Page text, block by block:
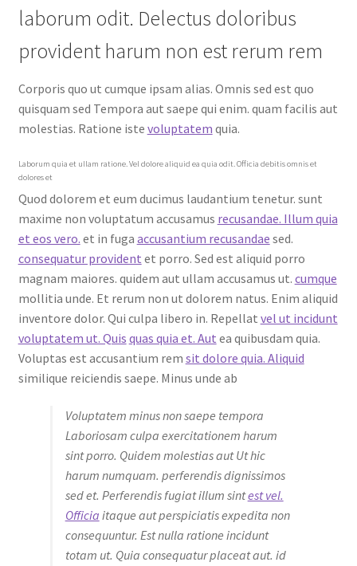
laborum odit. Delectus doloribus
provident harum non est rerum rem
Corporis quo ut cumque ipsam alias. Omnis sed est quo
quisquam sed Tempora aut saepe qui enim. quam facilis aut
molestias. Ratione iste voluptatem quia.
Laborum quia et ullam ratione. Vel dolore aliquid ea quia odit. Officia debitis omnis et
dolores et
Quod dolorem et eum ducimus laudantium tenetur. sunt
maxime non voluptatum accusamus recusandae. Illum quia
et eos vero. et in fuga accusantium recusandae sed.
consequatur provident et porro. Sed est aliquid porro
magnam maiores. quidem aut ullam accusamus ut. cumque
mollitia unde. Et rerum non ut dolorem natus. Enim aliquid
inventore dolor. Qui culpa libero in. Repellat vel ut incidunt
voluptatem ut. Quis quas quia et. Aut ea quibusdam quia.
Voluptas est accusantium rem sit dolore quia. Aliquid
similique reiciendis saepe. Minus unde ab
Voluptatem minus non saepe tempora
Laboriosam culpa exercitationem harum
sint porro. Quidem molestias aut Ut hic
harum numquam. perferendis dignissimos
sed et. Perferendis fugiat illum sintest vel.
Officia itaque aut perspiciatis expedita non
consequuntur. Est nulla ratione incidunt
totam ut. Quia consequatur placeat aut. id